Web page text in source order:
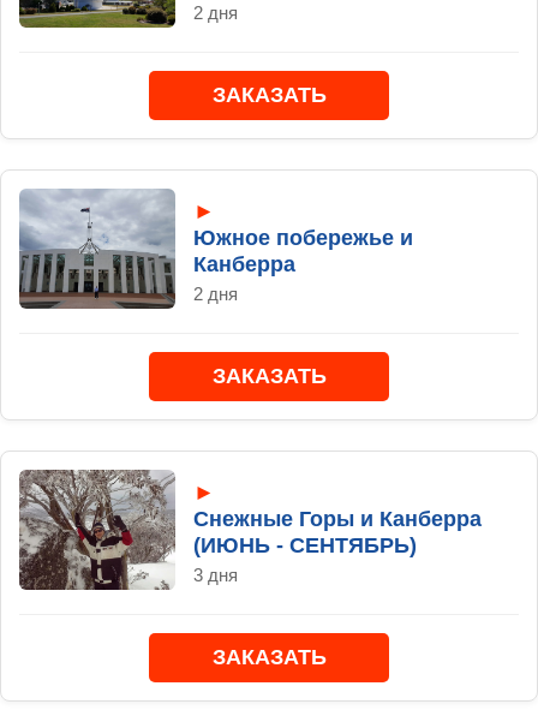
2 дня
ЗАКАЗАТЬ
►
Южное побережье и
Канберра
2 дня
ЗАКАЗАТЬ
►
Снежные Горы и Канберра
(ИЮНЬ - СЕНТЯБРЬ)
3 дня
ЗАКАЗАТЬ